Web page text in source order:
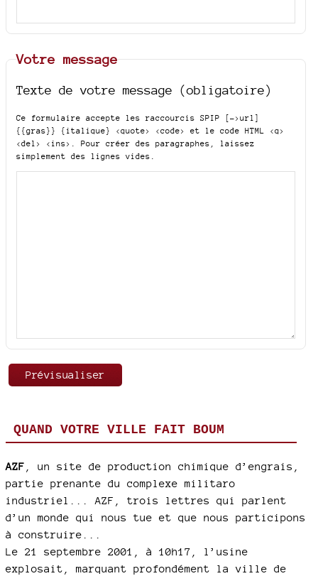
Votre message
Texte de votre message (obligatoire)
Ce formulaire accepte les raccourcis SPIP
[->url]
{{gras}} {italique} <quote> <code>
et le code HTML <q>
<del> <ins>
. Pour créer des paragraphes, laissez
simplement des lignes vides.
QUAND VOTRE VILLE FAIT BOUM
AZF , un site de production chimique d’engrais,
partie prenante du complexe militaro
industriel... AZF, trois lettres qui parlent
d’un monde qui nous tue et que nous participons
à construire...
Le 21 septembre 2001, à 10h17, l’usine
explosait, marquant profondément la ville de